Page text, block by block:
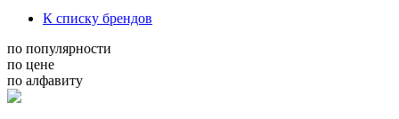
К списку брендов
по популярности
по цене
по алфавиту